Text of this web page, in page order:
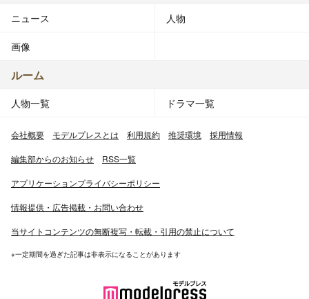
ニュース 人物
画像
ルーム
人物一覧 ドラマ一覧
会社概要 モデルプレスとは 利用規約 推奨環境 採用情報
編集部からのお知らせ RSS一覧
アプリケーションプライバシーポリシー
情報提供・広告掲載・お問い合わせ
当サイトコンテンツの無断複写・転載・引用の禁止について
※一定期間を過ぎた記事は非表示になることがあります